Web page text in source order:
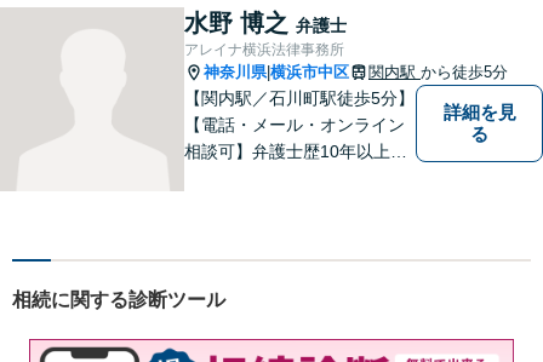
私はご依頼者様ごとに最良の
解決策は何かを一緒に考えて
まいります。
水野 博之 弁護士
アレイナ横浜法律事務所
神奈川県|横浜市中区 関内駅 から徒歩5分
【関内駅／石川町駅徒歩5分】
【電話・メール・オンライン
相談可】弁護士歴10年以上！
てまいります。まずはお気軽
可】
詳細を見
る
相続に関する診断ツール